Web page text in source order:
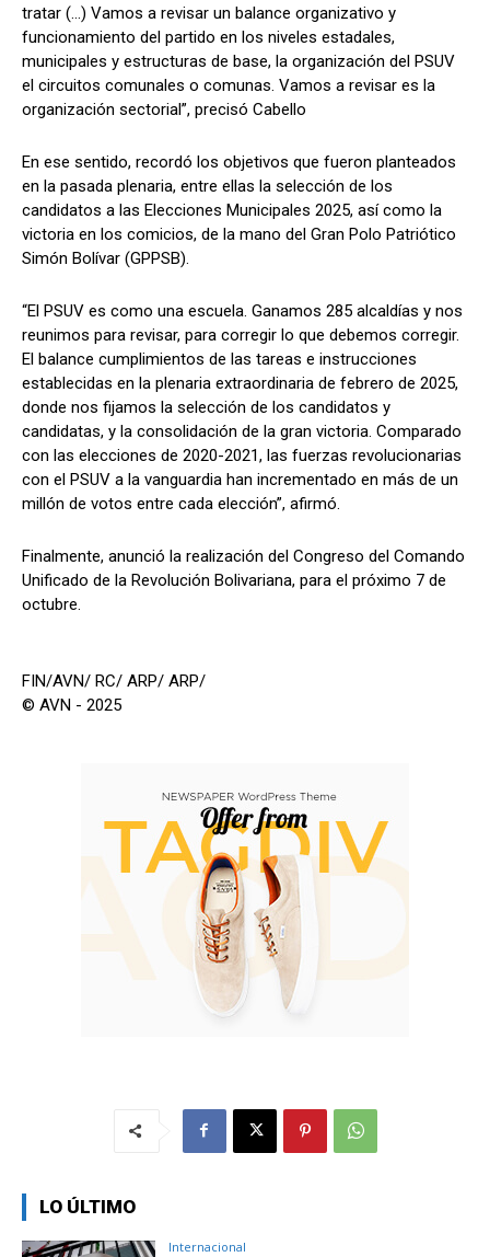
tratar (…) Vamos a revisar un balance organizativo y
funcionamiento del partido en los niveles estadales,
municipales y estructuras de base, la organización del PSUV
el circuitos comunales o comunas. Vamos a revisar es la
organización sectorial”, precisó Cabello
En ese sentido, recordó los objetivos que fueron planteados
en la pasada plenaria, entre ellas la selección de los
candidatos a las Elecciones Municipales 2025, así como la
victoria en los comicios, de la mano del Gran Polo Patriótico
Simón Bolívar (GPPSB).
“El PSUV es como una escuela. Ganamos 285 alcaldías y nos
reunimos para revisar, para corregir lo que debemos corregir.
El balance cumplimientos de las tareas e instrucciones
establecidas en la plenaria extraordinaria de febrero de 2025,
donde nos fijamos la selección de los candidatos y
candidatas, y la consolidación de la gran victoria. Comparado
con las elecciones de 2020-2021, las fuerzas revolucionarias
con el PSUV a la vanguardia han incrementado en más de un
millón de votos entre cada elección”, afirmó.
Finalmente, anunció la realización del Congreso del Comando
Unificado de la Revolución Bolivariana, para el próximo 7 de
octubre.
FIN/AVN/ RC/ ARP/ ARP/
© AVN - 2025
LO ÚLTIMO
Internacional